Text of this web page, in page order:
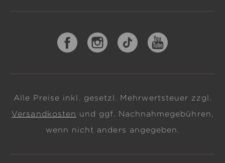
Alle Preise inkl. gesetzl. Mehrwertsteuer zzgl.
Versandkosten und ggf. Nachnahmegebühren,
wenn nicht anders angegeben.